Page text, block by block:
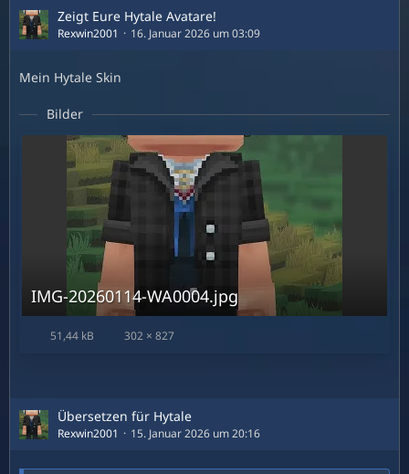
Zeigt Eure Hytale Avatare!
Rexwin2001 16. Januar 2026 um 03:09
Mein Hytale Skin
Bilder
IMG-20260114-WA0004.jpg
51,44 kB 302 × 827
Übersetzen für Hytale
Rexwin2001 15. Januar 2026 um 20:16